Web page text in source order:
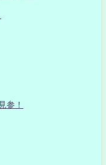
参！